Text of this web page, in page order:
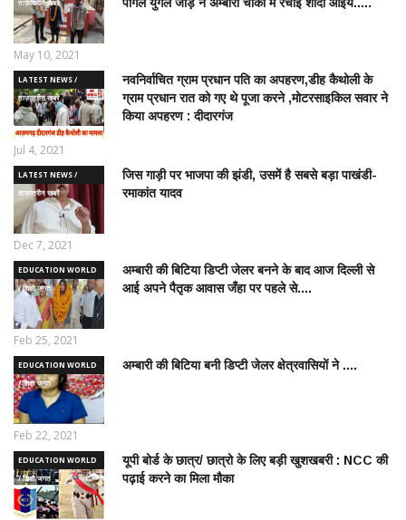
ताज़ातरीन खबरें
May 10, 2021
LATEST NEWS /
ताज़ातरीन खबरें
नवनिर्वाचित ग्राम प्रधान पति का अपहरण,डीह कैथोली के
ग्राम प्रधान रात को गए थे पूजा करने ,मोटरसाइकिल सवार ने
किया अपहरण : दीदारगंज
Jul 4, 2021
LATEST NEWS /
ताज़ातरीन खबरें
जिस गाड़ी पर भाजपा की झंडी, उसमें है सबसे बड़ा पाखंडी-
रमाकांत यादव
Dec 7, 2021
EDUCATION WORLD
/ शिक्षा जगत
अम्बारी की बिटिया डिप्टी जेलर बनने के बाद आज दिल्ली से
आई अपने पैतृक आवास जँहा पर पहले से....
Feb 25, 2021
EDUCATION WORLD
/ शिक्षा जगत
अम्बारी की बिटिया बनी डिप्टी जेलर क्षेत्रवासियों ने ....
Feb 22, 2021
EDUCATION WORLD
/ शिक्षा जगत
यूपी बोर्ड के छात्र/ छात्रो के लिए बड़ी खुशखबरी : NCC की
पढ़ाई करने का मिला मौका